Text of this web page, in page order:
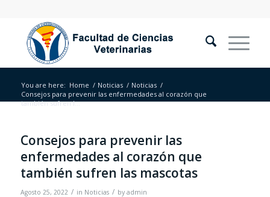
You are here: Home / Noticias / Noticias /
Consejos para prevenir las enfermedades al corazón que
también sufren l...
Consejos para prevenir las
enfermedades al corazón que
también sufren las mascotas
Agosto 25, 2022 / in Noticias / by admin